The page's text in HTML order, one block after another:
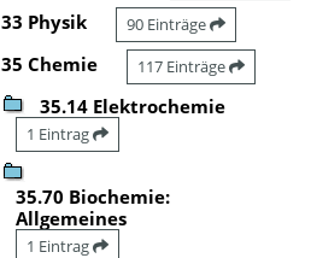
33 Physik 90 Einträge
35 Chemie 117 Einträge
35.14 Elektrochemie
1 Eintrag
35.70 Biochemie:
Allgemeines
1 Eintrag